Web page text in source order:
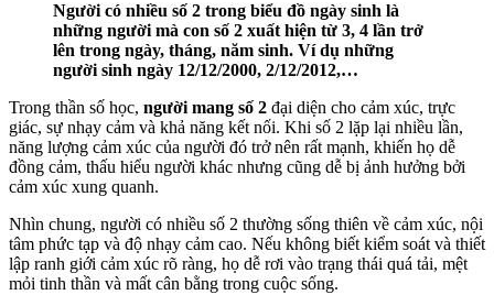
Người có nhiều số 2 trong biểu đồ ngày sinh là
những người mà con số 2 xuất hiện từ 3, 4 lần trở
lên trong ngày, tháng, năm sinh. Ví dụ những
người sinh ngày 12/12/2000, 2/12/2012,…
Trong thần số học, người mang số 2 đại diện cho cảm xúc, trực
giác, sự nhạy cảm và khả năng kết nối. Khi số 2 lặp lại nhiều lần,
năng lượng cảm xúc của người đó trở nên rất mạnh, khiến họ dễ
đồng cảm, thấu hiểu người khác nhưng cũng dễ bị ảnh hưởng bởi
cảm xúc xung quanh.
Nhìn chung, người có nhiều số 2 thường sống thiên về cảm xúc, nội
tâm phức tạp và độ nhạy cảm cao. Nếu không biết kiểm soát và thiết
lập ranh giới cảm xúc rõ ràng, họ dễ rơi vào trạng thái quá tải, mệt
mỏi tinh thần và mất cân bằng trong cuộc sống.